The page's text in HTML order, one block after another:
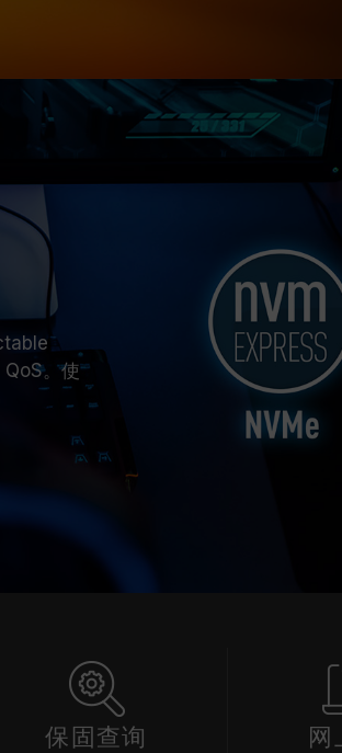
。使
保固查询